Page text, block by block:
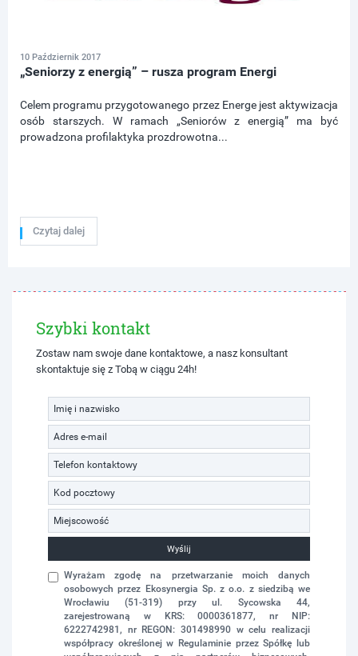
10 Październik 2017
„Seniorzy z energią” – rusza program Energi
Celem programu przygotowanego przez Energe jest aktywizacja
osób starszych. W ramach „Seniorów z energią” ma być
prowadzona profilaktyka prozdrowotna...
Czytaj dalej
Szybki kontakt
Zostaw nam swoje dane kontaktowe, a nasz konsultant
skontaktuje się z Tobą w ciągu 24h!
Wyślij
Wyrażam zgodę na przetwarzanie moich danych
osobowych przez Ekosynergia Sp. z o.o. z siedzibą we
Wrocławiu (51-319) przy ul. Sycowska 44,
zarejestrowaną w KRS: 0000361877, nr NIP:
6222742981, nr REGON: 301498990 w celu realizacji
współpracy określonej w Regulaminie przez Spółkę lub